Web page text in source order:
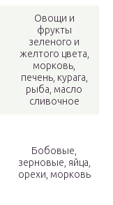
Овощи и
фрукты
зеленого и
желтого цвета,
морковь,
печень, курага,
рыба, масло
сливочное
Бобовые,
зерновые, яйца,
орехи, морковь